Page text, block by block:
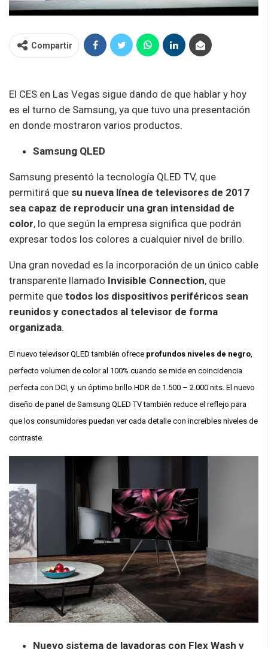
Compartir
El CES en Las Vegas sigue dando de que hablar y hoy
es el turno de Samsung, ya que tuvo una presentación
en donde mostraron varios productos.
Samsung QLED
Samsung presentó la tecnología QLED TV, que
permitirá que su nueva línea de televisores de 2017
sea capaz de reproducir una gran intensidad de
color, lo que según la empresa significa que podrán
expresar todos los colores a cualquier nivel de brillo.
Una gran novedad es la incorporación de un único cable
transparente llamado Invisible Connection, que
permite que todos los dispositivos periféricos sean
reunidos y conectados al televisor de forma
organizada.
El nuevo televisor QLED también ofrece profundos niveles de negro
perfecto volumen de color al 100% cuando se mide en coincidencia
perfecta con DCI, y un óptimo brillo HDR de 1.500 – 2.000 nits. El nuevo
diseño de panel de Samsung QLED TV también reduce el reflejo para
que los consumidores puedan ver cada detalle con increíbles niveles de
contraste.
Nuevo sistema de lavadoras con Flex Wash y